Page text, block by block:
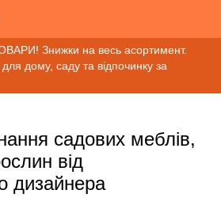
Знижки на весь асортимент.
дому, саду та відпочинку за
садових меблів,
від
дизайнера